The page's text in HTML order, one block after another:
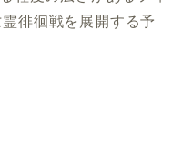
徘徊戦を展開する予